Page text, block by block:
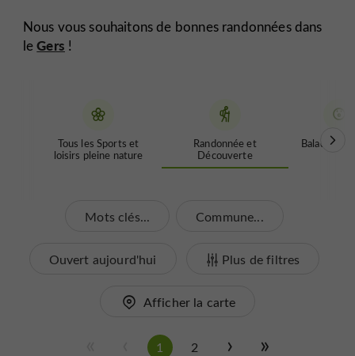
Nous vous souhaitons de bonnes randonnées dans
leGers !
Tous les Sports et
loisirs pleine nature
Randonnée et
Découverte
Balades
Mots clés... Commune...
Ouvert aujourd'hui Plus de filtres
Afficher la carte
1 2